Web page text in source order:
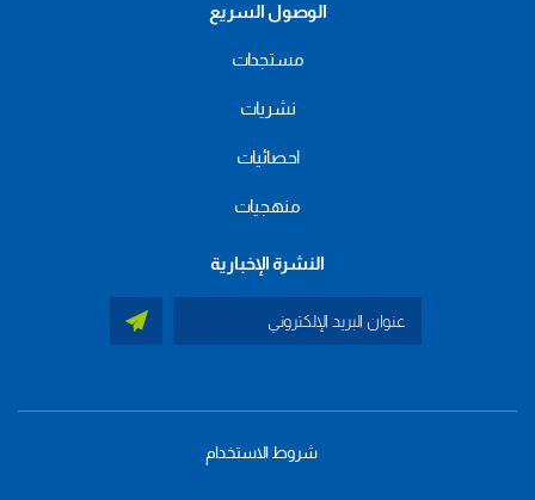
الوصول السريع
مستجدات
نشريات
احصائيات
منهجيات
النشرة الإخبارية
شروط الاستخدام